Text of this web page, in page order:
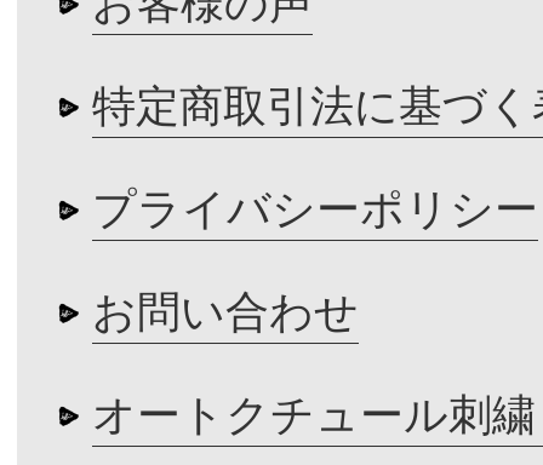
特定商取引法に基づく
プライバシーポリシー
お問い合わせ
オートクチュール刺